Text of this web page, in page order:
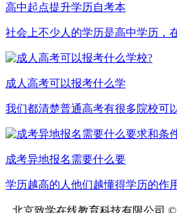
高中起点提升学历自考本
社会上不少人的学历是高中学历，
成人高考可以报考什么学
我们都清楚普通高考有很多院校可
成考异地报名需要什么要
学历越高的人他们越懂得学历的作
北京致学在线教育科技有限公司 ©